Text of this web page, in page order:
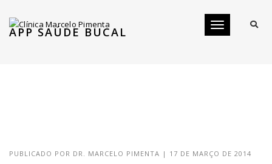
Toggle
APP SAÚDE BUCAL
PUBLICADO POR DR. MARCELO PIMENTA | 17 DE MARÇO DE 2014